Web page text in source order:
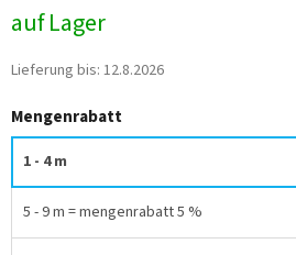
auf Lager
Lieferung bis: 12.8.2026
Mengenrabatt
1 - 4 m
5 - 9 m = mengenrabatt 5 %